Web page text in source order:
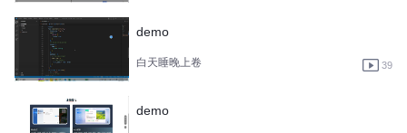
demo
白天睡晚上卷 39
demo